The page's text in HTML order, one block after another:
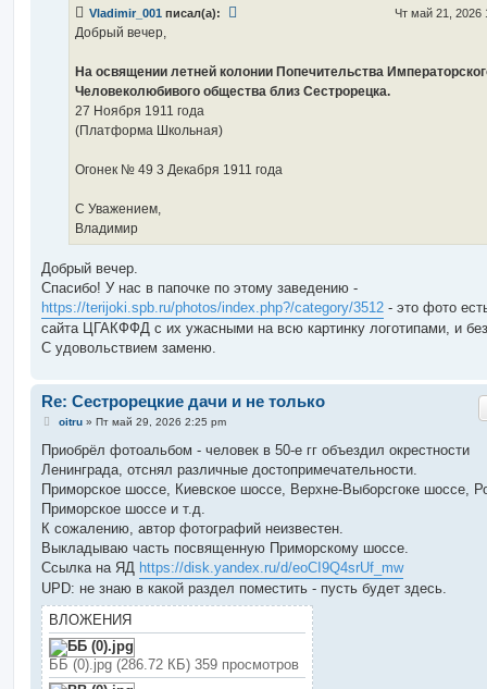
Vladimir_001 писал(а): Чт май 21, 2026
Добрый вечер,
На освящении летней колонии Попечительства
Человеколюбивого общества близ Сестрорецка.
27 Ноября 1911 года
(Платформа Школьная)
Огонек № 49 3 Декабря 1911 года
С Уважением,
Владимир
Добрый вечер.
Спасибо! У нас в папочке по этому заведению -
https://terijoki.spb.ru/photos/index.php?/category/3512 - это фото
сайта ЦГАКФФД с их ужасными на всю картинку логотипами, и без
С удовольствием заменю.
Re: Сестрорецкие дачи и не только
С
о
щ
е
и
е
oitru» Пт май 29, 2026 2:25 pm
Приобрёл фотоальбом - человек в 50-е гг объездил окрестности
Ленинграда, отснял различные достопримечательности.
Приморское шоссе, Киевское шоссе, Верхне-Выборсгоке шоссе,
Приморское шоссе и т.д.
К сожалению, автор фотографий неизвестен.
Выкладываю часть посвященную Приморскому шоссе.
Ссылка на ЯД https://disk.yandex.ru/d/eoCI9Q4srUf_mw
UPD: не знаю в какой раздел поместить - пусть будет здесь.
ВЛОЖЕНИЯ
ББ (0).jpg (286.72 КБ) 359 просмотров